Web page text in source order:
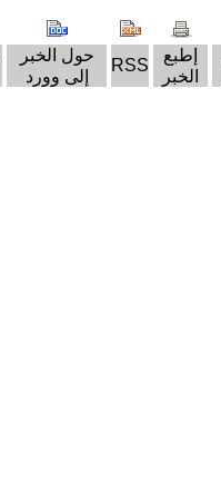
إطبع
الخبر
RSS
حول الخبر
إلى وورد